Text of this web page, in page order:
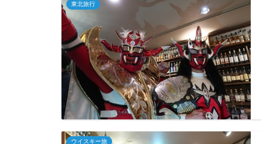
東北旅行
ウイスキー旅